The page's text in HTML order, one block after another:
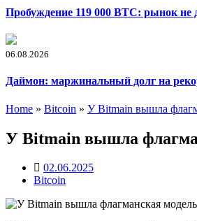
Пробуждение 119 000 BTC: рынок не
06.08.2026
Даймон: маржинальный долг на
Home » Bitcoin » У Bitmain вышла
У Bitmain вышла
02.06.2025
Bitcoin